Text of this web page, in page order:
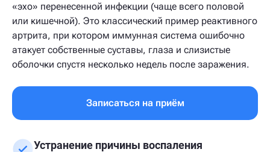
«эхо» перенесенной инфекции (чаще всего половой
или кишечной). Это классический пример реактивного
артрита, при котором иммунная система ошибочно
атакует собственные суставы, глаза и слизистые
оболочки спустя несколько недель после заражения.
Записаться на приём
Устранение причины воспаления